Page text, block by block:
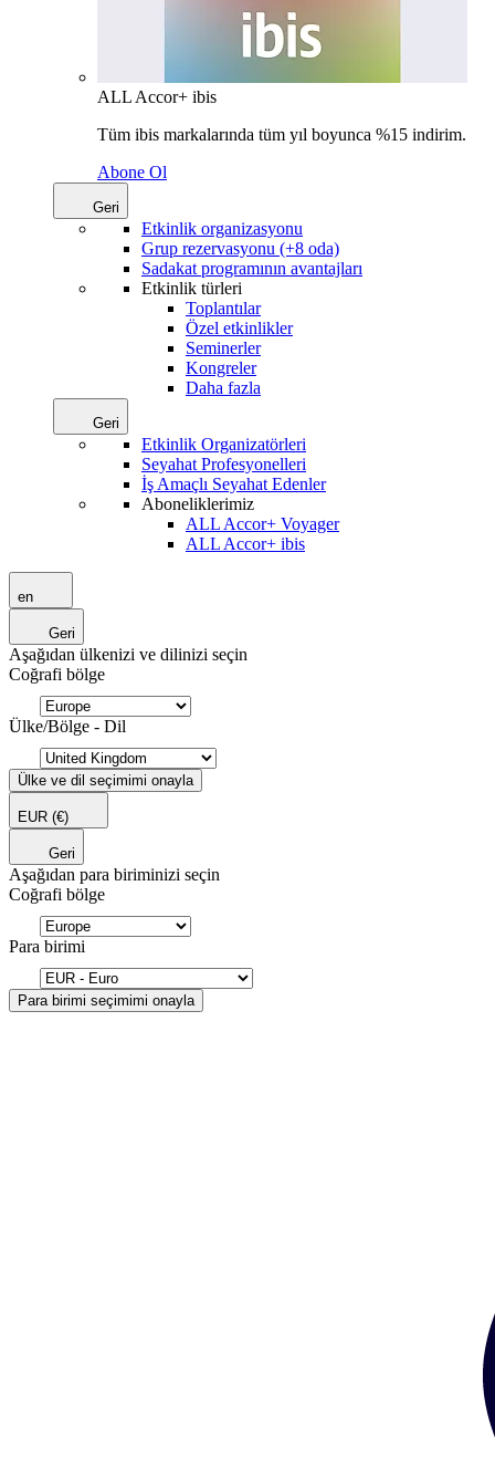
ALL Accor+ ibis
Tüm ibis markalarında tüm yıl boyunca %15 indirim.
Abone Ol
Geri
Etkinlik organizasyonu
Grup rezervasyonu (+8 oda)
Sadakat programının avantajları
Etkinlik türleri
Toplantılar
Özel etkinlikler
Seminerler
Kongreler
Daha fazla
Geri
Etkinlik Organizatörleri
Seyahat Profesyonelleri
İş Amaçlı Seyahat Edenler
Aboneliklerimiz
ALL Accor+ Voyager
ALL Accor+ ibis
en
Geri
Aşağıdan ülkenizi ve dilinizi seçin
Coğrafi bölge
Ülke/Bölge - Dil
Ülke ve dil seçimimi onayla
EUR (€)
Geri
Aşağıdan para biriminizi seçin
Coğrafi bölge
Para birimi
Para birimi seçimimi onayla